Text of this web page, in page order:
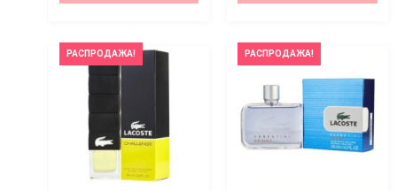
РАСПРОДАЖА! РАСПРОДАЖА!